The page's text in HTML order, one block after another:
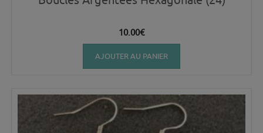
10.00€
AJOUTER AU PANIER